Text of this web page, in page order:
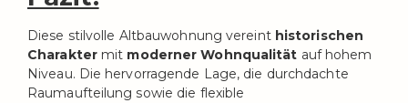
Diese stilvolle Altbauwohnung vereint historischen
Charaktermit moderner Wohnqualität auf hohem
Niveau. Die hervorragende Lage, die durchdachte
Raumaufteilung sowie die flexible